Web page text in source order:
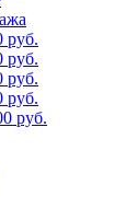
руб.
руб.
руб.
руб.
руб.